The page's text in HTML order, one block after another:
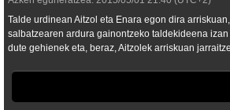
Talde urdinean Aitzol eta Enara egon dira
salbatzearen ardura gainontzeko taldekideena
dute gehienek eta, beraz, Aitzolek arriskuan